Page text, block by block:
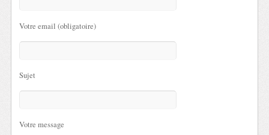
Votre email (obligatoire)
Sujet
Votre message